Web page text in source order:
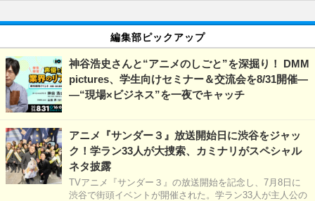
編集部ピックアップ
神谷浩史さんと“アニメのしごと”を深掘り！ DMM
pictures、学生向けセミナー＆交流会を8/31開催―
―“現場×ビジネス”を一夜でキャッチ
アニメ『サンダー３』放送開始日に渋谷をジャッ
ク！学ラン33人が大捜索、カミナリがスペシャル
ネタ披露
TVアニメ『サンダー３』の放送開始を記念し、7月8日に
渋谷で街頭イベントが開催された。学ラン33人が主人公の